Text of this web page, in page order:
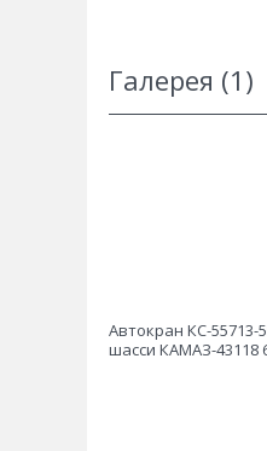
Галерея (1)
Автокран КС-55713-
шасси КАМАЗ-43118